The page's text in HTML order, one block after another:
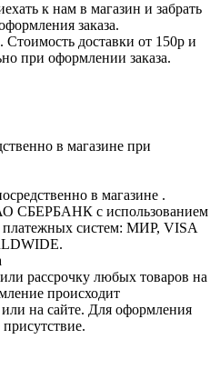
к нам в магазин и забрать
заказа.
доставки от 150р и
при оформлении заказа.
в магазине при
в магазине .
СБЕРБАНК с использованием
платежных систем: МИР, VISA
рассрочку любых товаров на
происходит
на сайте. Для оформления